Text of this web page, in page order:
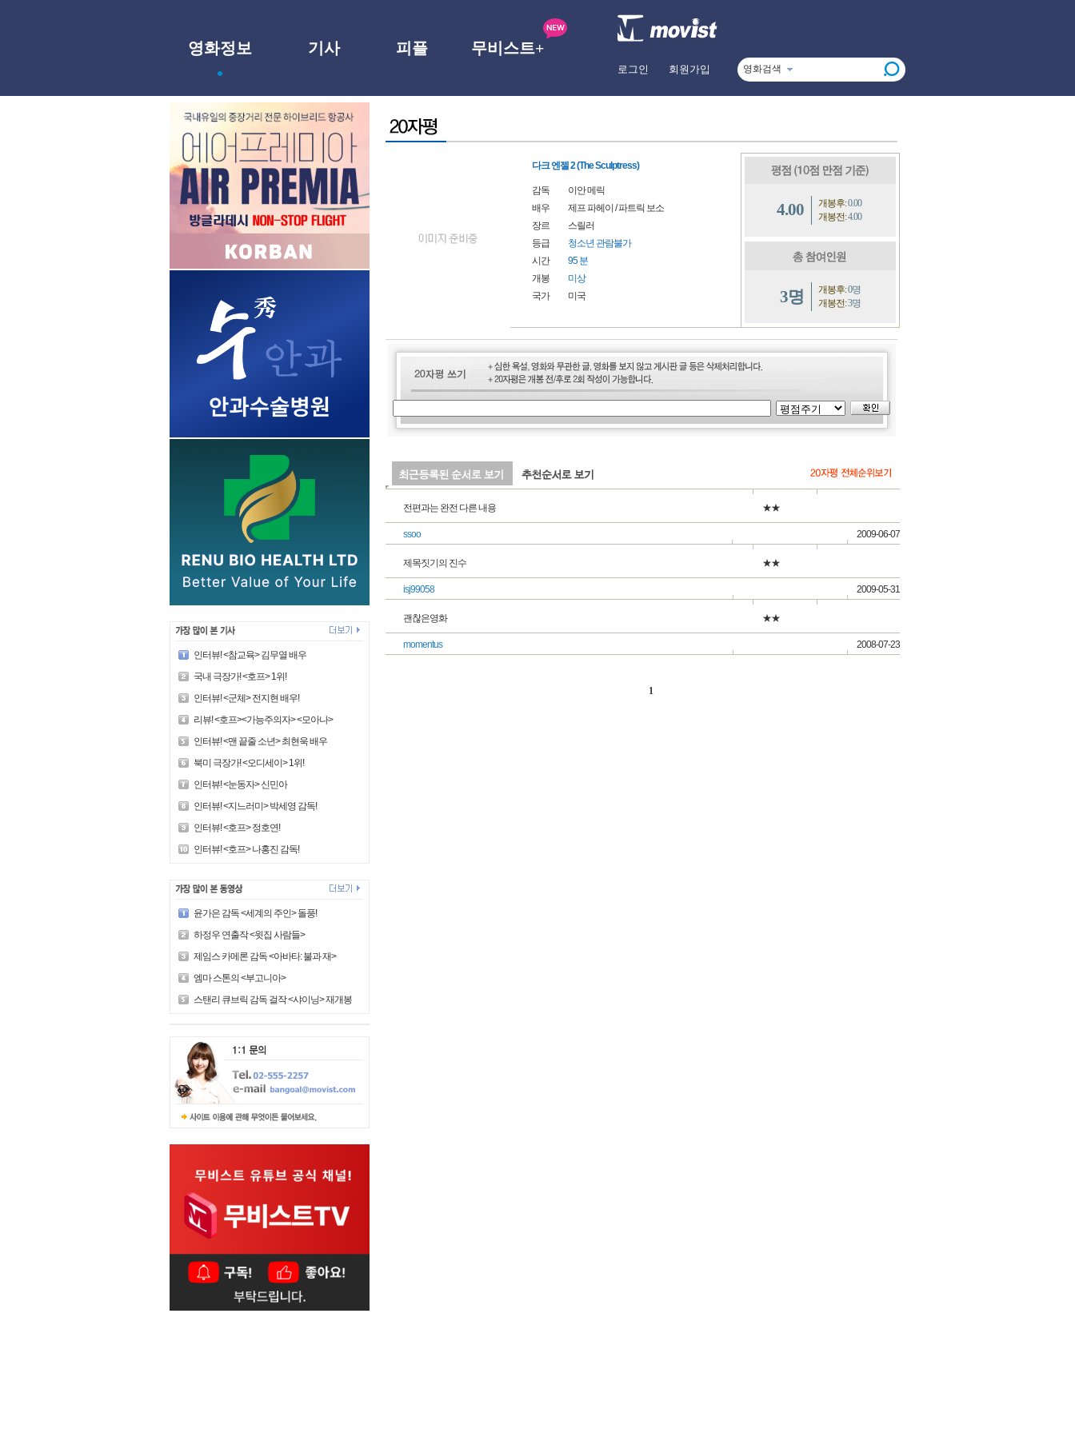
영화정보 기사 피플 무비스트+
로그인 회원가입 영화검색
인터뷰! <참교육> 김무열 배우
국내 극장가! <호프> 1위!
인터뷰! <군체> 전지현 배우!
리뷰! <호프><가능주의자> <모아나>
인터뷰! <맨 끝줄 소년> 최현욱 배우
북미 극장가! <오디세이> 1위!
인터뷰! <눈동자> 신민아
인터뷰! <지느러미> 박세영 감독!
인터뷰! <호프> 정호연!
인터뷰! <호프> 나홍진 감독!
윤가은 감독 <세계의 주인> 돌풍!
하정우 연출작 <윗집 사람들>
제임스 카메론 감독 <아바타: 불과 재>
엠마 스톤의 <부고니아>
스탠리 큐브릭 감독 걸작 <샤이닝> 재개봉!
다크 엔젤 2 (The Sculptress)
감독
이안 메릭
배우
제프 파헤이 /파트릭 보소
장르
스릴러
등급
청소년 관람불가
시간
95 분
개봉
미상
국가
미국
4.00 개봉후:0.00
개봉전:4.00
3명 개봉후:0명
개봉전:3명
전편과는 완전 다른 내용 ★★
ssoo 2009-06-07
제목짓기의 진수 ★★
isj99058 2009-05-31
괜찮은영화 ★★
momentus 2008-07-23
1